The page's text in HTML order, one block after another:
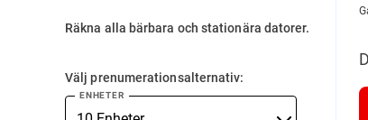
Räkna alla bärbara och stationära datorer.
Välj prenumerationsalternativ:
ENHETER